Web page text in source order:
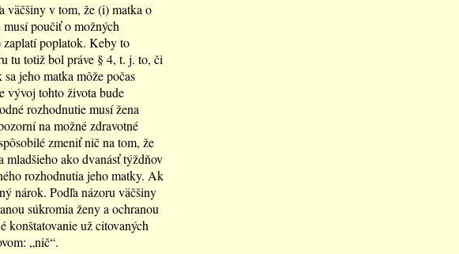
väčšiny v tom, že (i) matka o
poučiť o možných
zaplatí poplatok. Keby to
tu totiž bol práve § 4, t. j. to, či
jeho matka môže počas
vývoj tohto života bude
rozhodnutie musí žena
na možné zdravotné
zmeniť nič na tom, že
mladšieho ako dvanásť týždňov
rozhodnutia jeho matky. Ak
nárok. Podľa názoru väčšiny
súkromia ženy a ochranou
konštatovanie už citovaných
„nič“.